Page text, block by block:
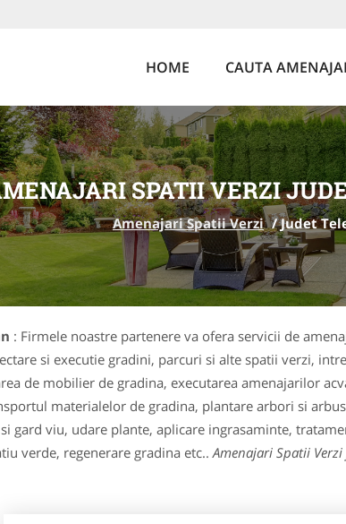
HOME CAUTA
SPATII VERZI
Amenajari Spatii Verzi /Judet
: Firmele noastre partenere va ofera servicii de
si executie gradini, parcuri si alte spatii verzi,
de mobilier de gradina, executarea amenajarilor
materialelor de gradina, plantare arbori si
gard viu, udare plante, aplicare ingrasaminte,
verde, regenerare gradina etc..Amenajari Spatii